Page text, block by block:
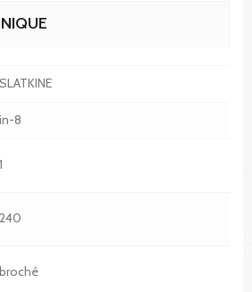
SLATKINE
in-8
1
240
broché